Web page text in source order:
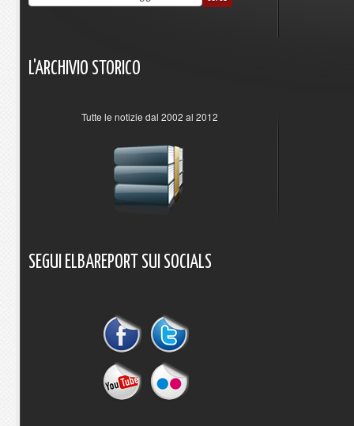
L'ARCHIVIO STORICO
Tutte le notizie dal 2002 al 2012
SEGUI ELBAREPORT SUI SOCIALS